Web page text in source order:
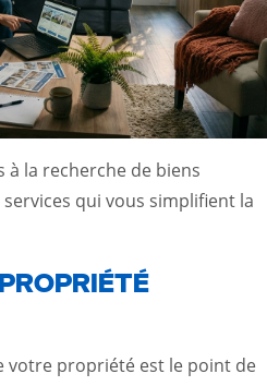
la recherche de biens
qui vous simplifient la
votre propriété est le point de